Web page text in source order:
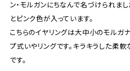
ン・モルガンにちなんで名づけられま
とピンク色が入っています。
こちらのイヤリングは大中小のモルガ
プ式いやリングです。キラキラした柔
です。